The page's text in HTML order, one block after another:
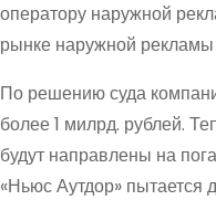
оператору наружной
рынке наружной рекламы
По решению суда
более 1 милрд. рублей.
будут направлены на
«Ньюс Аутдор» пытается